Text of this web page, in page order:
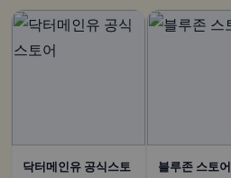
닥터메인유 공식스토
블루존 스토어